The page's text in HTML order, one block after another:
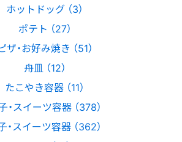
ホットドッグ （3）
ポテト （27）
ザ・お好み焼き （51）
舟皿 （12）
たこやき容器 （11）
・スイーツ容器 （378）
・スイーツ容器 （362）